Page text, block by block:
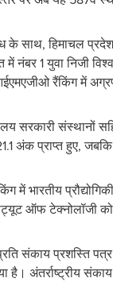
के साथ, हिमाचल
नंबर 1 युवा निजी
रैंकिंग में
सरकारी
अंक प्राप्त हुए,
में भारतीय
ऑफ टेक्नोलॉजी
संकाय प्रशस्ति
है। अंतर्राष्ट्रीय